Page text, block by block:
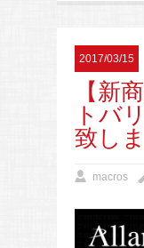
2017/03/15
【新
トバ
致し
macros